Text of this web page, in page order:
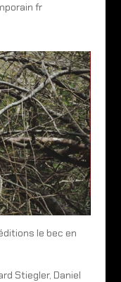
fr
le bec en
Stiegler, Daniel